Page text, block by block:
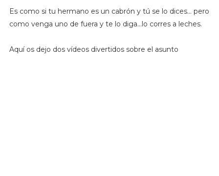
Es como si tu hermano es un cabrón y tú se lo dices... pero
como venga uno de fuera y te lo diga...lo corres a leches.
Aquí os dejo dos vídeos divertidos sobre el asunto